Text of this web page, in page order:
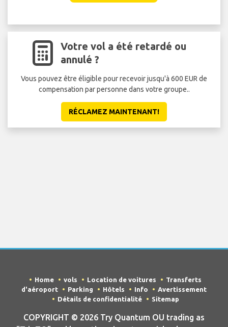
Votre vol a été retardé ou
annulé ?
Vous pouvez être éligible pour recevoir jusqu'à 600 EUR de
compensation par personne dans votre groupe..
RÉCLAMEZ MAINTENANT!
Home vols Location de voitures
Transferts
d'aéroport
Parking Hôtels Info
Avertissement
Détails de confidentialité
Sitemap
COPYRIGHT © 2026 Try Quantum OU trading as